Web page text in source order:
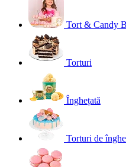
Tort & Candy
Torturi
Înghețată
Torturi de